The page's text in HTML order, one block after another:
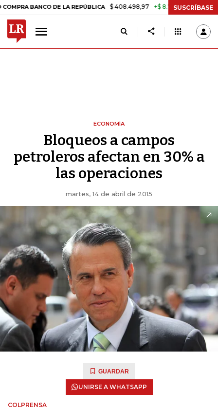
BANCO DE LA REPÚBLICA $ 408.498,97 +$ 8.753,81 +2,19% TASA
SUSCRÍBASE
ECONOMÍA
Bloqueos a campos
petroleros afectan en 30% a
las operaciones
martes, 14 de abril de 2015
GUARDAR
UNIRSE A WHATSAPP
COLPRENSA